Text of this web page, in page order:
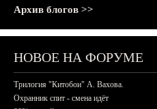
Архив блогов >>
НОВОЕ НА ФОРУМЕ
Трилогия "Китобои" А. Вахова.
Охранник спит - смена идёт